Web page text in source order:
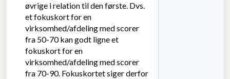
øvrige i relation til den første. Dvs.
et fokuskort for en
virksomhed/afdeling med scorer
fra 50-70 kan godt ligne et
fokuskort for en
virksomhed/afdeling med scorer
fra 70-90. Fokuskortet siger derfor